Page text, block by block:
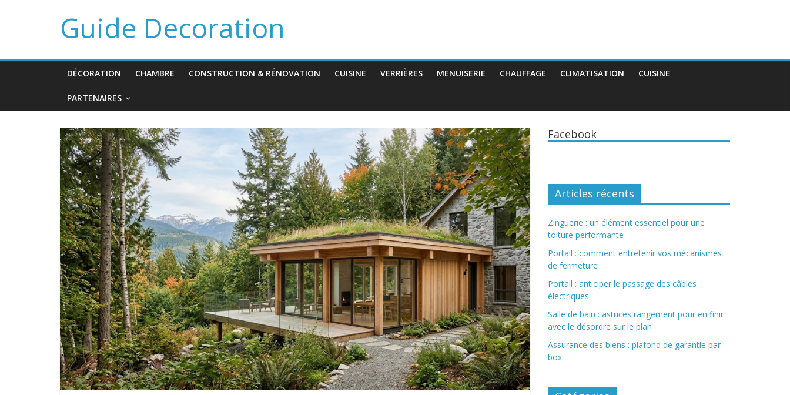
Guide Decoration
DÉCORATION CHAMBRE CONSTRUCTION & RÉNOVATION CUISINE VERRIÈRES MENUISERIE CHAUFFAGE CLIMATISATION CUISINE
PARTENAIRES
Facebook
Articles récents
Zinguerie : un élément essentiel pour une
toiture performante
Portail : comment entretenir vos mécanismes
de fermeture
Portail : anticiper le passage des câbles
électriques
Salle de bain : astuces rangement pour en finir
avec le désordre sur le plan
Assurance des biens : plafond de garantie par
box